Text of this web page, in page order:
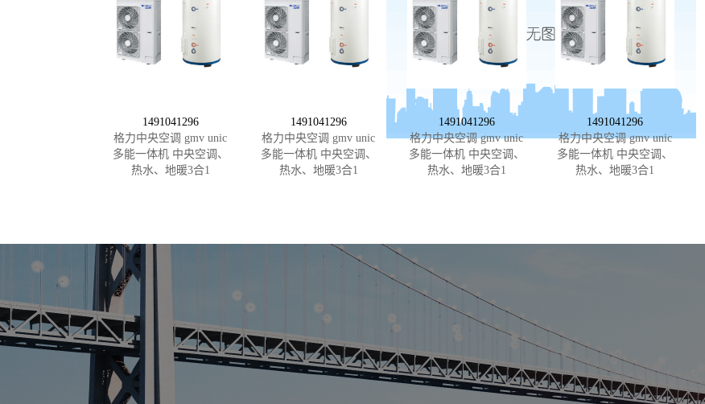
1491041296
格力中央空调 gmv unic
多能一体机 中央空调、
热水、地暖3合1
1491041296
格力中央空调 gmv unic
多能一体机 中央空调、
热水、地暖3合1
1491041296
格力中央空调 gmv unic
多能一体机 中央空调、
热水、地暖3合1
1491041296
格力中央空调 gmv unic
多能一体机 中央空调、
热水、地暖3合1